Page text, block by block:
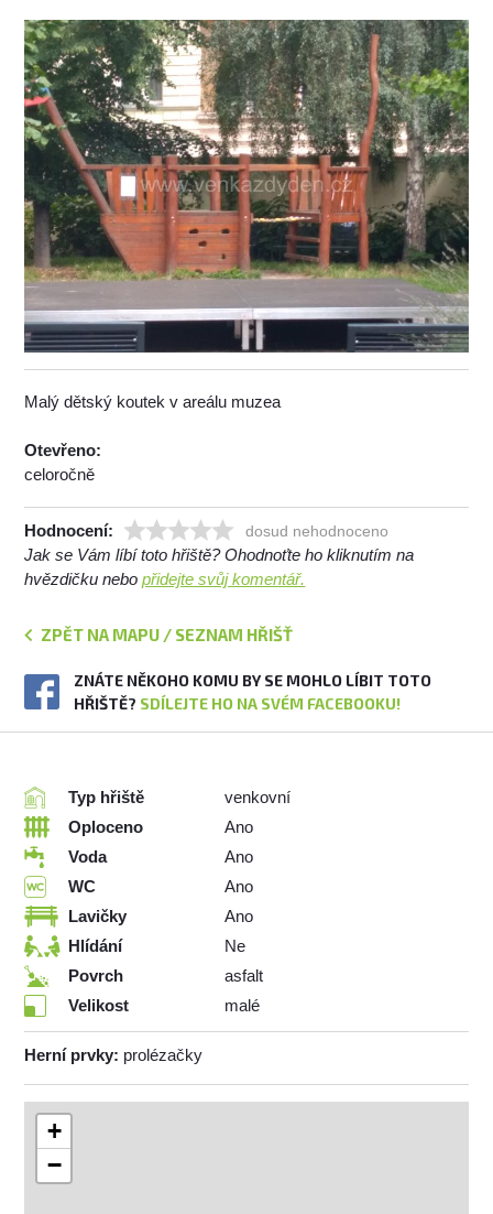
Malý dětský koutek v areálu muzea
Otevřeno:
celoročně
Hodnocení: dosud nehodnoceno
Jak se Vám líbí toto hřiště? Ohodnoťte ho kliknutím na
hvězdičku nebopřidejte svůj komentář.
ZPĚT NA MAPU / SEZNAM HŘIŠŤ
ZNÁTE NĚKOHO KOMU BY SE MOHLO LÍBIT TOTO
HŘIŠTĚ? SDÍLEJTE HO NA SVÉM FACEBOOKU!
Typ hřiště
venkovní
Oploceno
Ano
Voda
Ano
WC
Ano
Lavičky
Ano
Hlídání
Ne
Povrch
asfalt
Velikost
malé
Herní prvky: prolézačky
+
−